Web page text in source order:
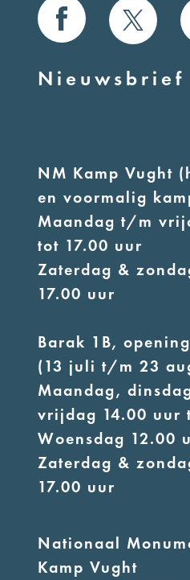
Nieuwsbrief
NM Kamp Vught
en voormalig
Maandag t/m
tot 17.00 uur
Zaterdag &
17.00 uur
Barak 1B,
(13 juli t/m 23
Maandag,
vrijdag 14.00 uur
Woensdag 12.00
Zaterdag &
17.00 uur
Nationaal
Kamp Vught